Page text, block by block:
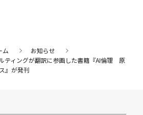
ム
お知らせ
ティングが翻訳に参画した書籍『AI倫理 原
』が発刊